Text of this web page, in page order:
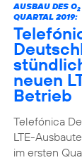
AUSBAU DES O2
QUARTAL 2019:
neuen
Betrieb
Telefónica
LTE-
im ersten